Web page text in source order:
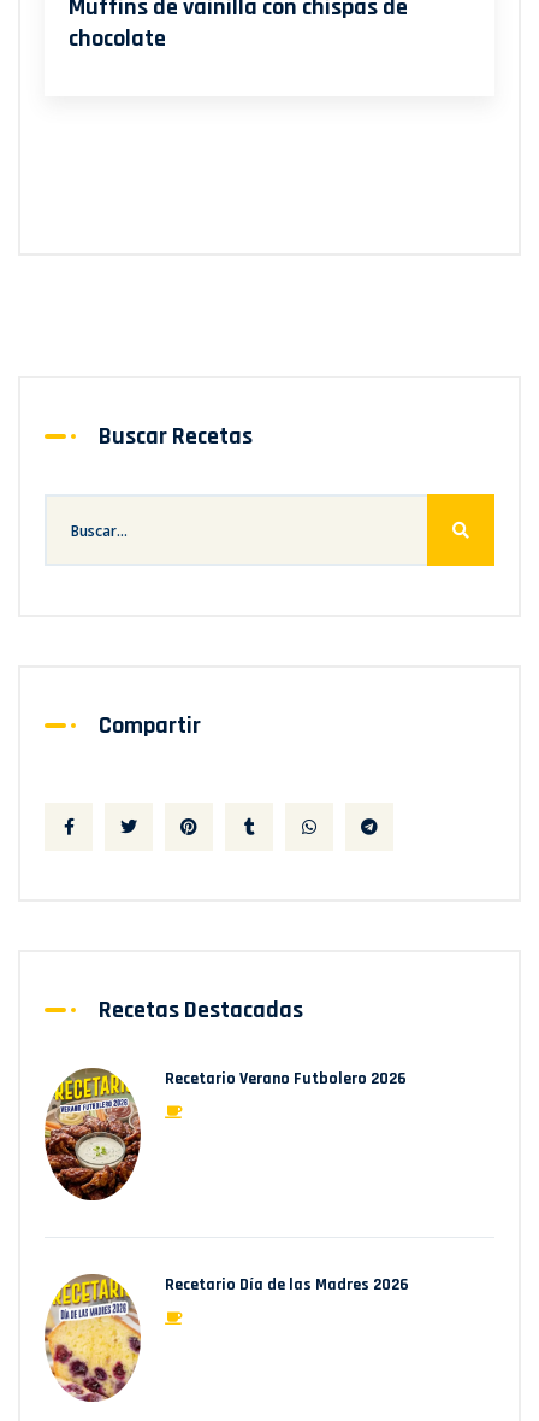
Muffins de vainilla con chispas de
chocolate
Buscar Recetas
Compartir
Recetas Destacadas
Recetario Verano Futbolero 2026
Recetario Día de las Madres 2026